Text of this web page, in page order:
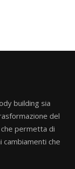
building sia
del
che permetta di
che